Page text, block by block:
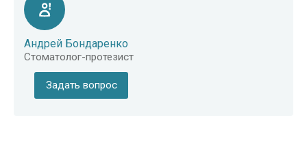
Андрей Бондаренко
Стоматолог-протезист
Задать вопрос